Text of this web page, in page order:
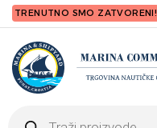
TRENUTNO SMO ZATVORENI!
search